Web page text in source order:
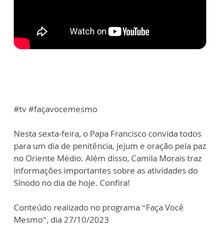
#tv #façavocemesmo
Nesta sexta-feira, o Papa Francisco convida todos
para um dia de penitência, jejum e oração pela paz
no Oriente Médio. Além disso, Camila Morais traz
informações importantes sobre as atividades do
Sínodo no dia de hoje. Confira!
Conteúdo realizado no programa “Faça Você
Mesmo”, dia 27/10/2023